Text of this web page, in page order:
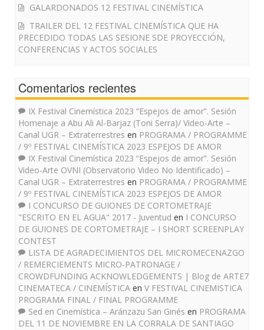
GALARDONADOS 12 FESTIVAL CINEMÍSTICA
TRAILER DEL 12 FESTIVAL CINEMÍSTICA QUE HA
PRECEDIDO TODAS LAS SESIONE SDE PROYECCIÓN,
CONFERENCIAS Y ACTOS SOCIALES
Comentarios recientes
IX Festival Cinemística 2023 “Espejos de amor”. Sesión
Homenaje a Abu Ali Al-Barjaz (Toni Serra)/ Video-Arte –
Canal UGR – Extraterrestres en PROGRAMA / PROGRAMME
/ 9º FESTIVAL CINEMÍSTICA 2023 ESPEJOS DE AMOR
IX Festival Cinemística 2023 “Espejos de amor”. Sesión
Video-Arte OVNI (Observatorio Video No Identificado) –
Canal UGR – Extraterrestres en PROGRAMA / PROGRAMME
/ 9º FESTIVAL CINEMÍSTICA 2023 ESPEJOS DE AMOR
I CONCURSO DE GUIONES DE CORTOMETRAJE
"ESCRITO EN EL AGUA" 2017 - Juventud en I CONCURSO
DE GUIONES DE CORTOMETRAJE – I SHORT SCREENPLAY
CONTEST
LISTA DE AGRADECIMIENTOS DEL MICROMECENAZGO
/ REMERCIEMENTS MICRO-PATRONAGE /
CROWDFUNDING ACKNOWLEDGEMENTS | Blog de ARTE7
CINEMATECA / CINEMÍSTICA en V FESTIVAL CINEMISTICA
PROGRAMA FINAL / FINAL PROGRAMME
Sed en Cinemística – Aránzazu San Ginés en PROGRAMA
DEL 11 DE NOVIEMBRE EN LA CORRALA DE SANTIAGO